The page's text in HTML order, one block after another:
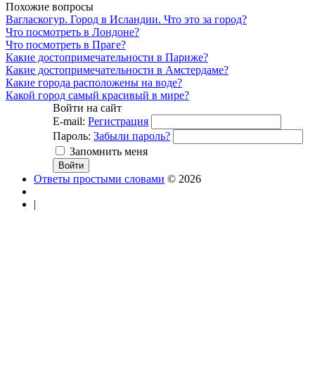
Похожие вопросы
Вагласкогур. Город в Исландии. Что это за город?
Что посмотреть в Лондоне?
Что посмотреть в Праге?
Какие достопримечательности в Париже?
Какие достопримечательности в Амстердаме?
Какие города расположены на воде?
Какой город самый красивый в мире?
Войти на сайт
E-mail: Регистрация
Пароль: Забыли пароль?
Запомнить меня
Ответы простыми словами © 2026
|